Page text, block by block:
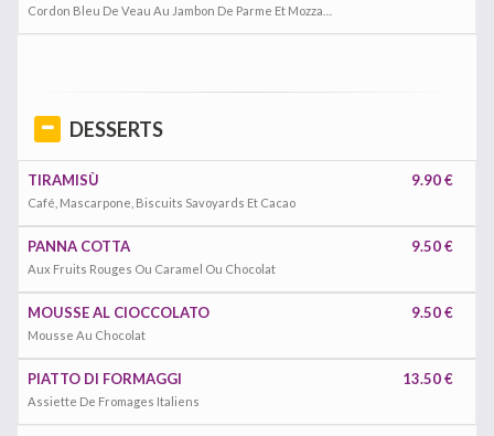
DESSERTS
TIRAMISÙ
Café, Mascarpone, Biscuits Savoyards Et Cacao
9.90 €
PANNA COTTA
Aux Fruits Rouges Ou Caramel Ou Chocolat
9.50 €
MOUSSE AL CIOCCOLATO
Mousse Au Chocolat
9.50 €
PIATTO DI FORMAGGI
Assiette De Fromages Italiens
13.50 €